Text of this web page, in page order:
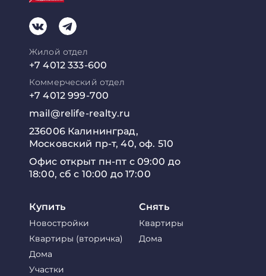
Жилой отдел
+7 4012 333-600
Коммерческий отдел
+7 4012 999-700
mail@relife-realty.ru
236006 Калининград,
Московский пр-т, 40, оф. 510
Офис открыт пн-пт с 09:00 до
18:00, сб с 10:00 до 17:00
Купить
Новостройки
Квартиры (вторичка)
Дома
Участки
Снять
Квартиры
Дома